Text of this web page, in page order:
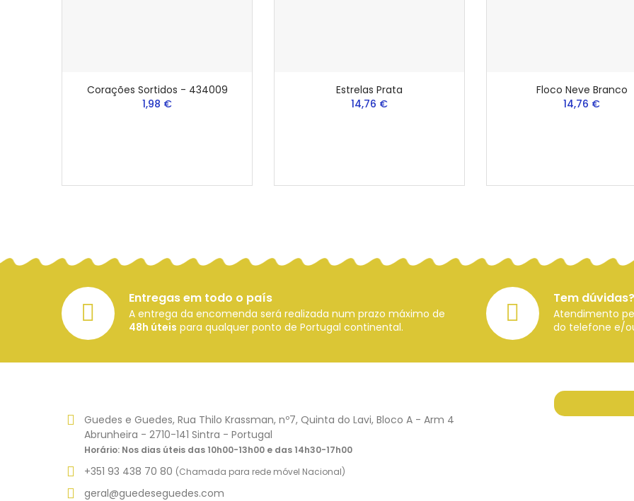
Corações Sortidos - 434009
1,98 €
Estrelas Prata
14,76 €
Floco Neve Branco
14,76 €
Entregas em todo o país
A entrega da encomenda será realizada num prazo máximo de
48h úteis para qualquer ponto de Portugal continental.
Tem
Atendimento
do telefone e/
Guedes e Guedes, Rua Thilo Krassman, nº7, Quinta do Lavi, Bloco A - Arm 4
Abrunheira - 2710-141 Sintra - Portugal
Horário: Nos dias úteis das 10h00-13h00 e das 14h30-17h00
+351 93 438 70 80 (Chamada para rede móvel Nacional)
geral@guedeseguedes.com